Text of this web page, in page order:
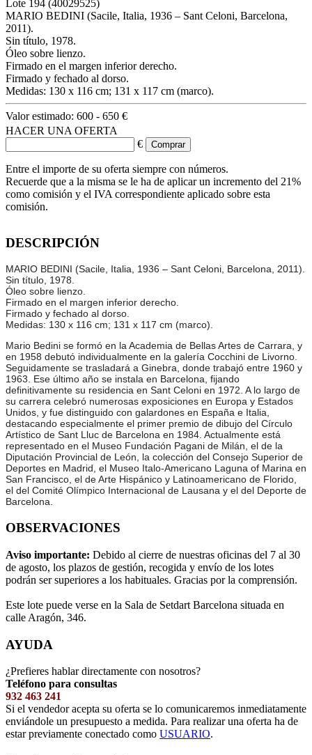
Lote 194 (40029525)
MARIO BEDINI (Sacile, Italia, 1936 – Sant Celoni, Barcelona,
2011).
Sin título, 1978.
Óleo sobre lienzo.
Firmado en el margen inferior derecho.
Firmado y fechado al dorso.
Medidas: 130 x 116 cm; 131 x 117 cm (marco).
Valor estimado: 600 - 650 €
HACER UNA OFERTA
€
Entre el importe de su oferta siempre con números.
Recuerde que a la misma se le ha de aplicar un incremento del 21%
como comisión y el IVA correspondiente aplicado sobre esta
comisión.
DESCRIPCIÓN
MARIO BEDINI (Sacile, Italia, 1936 – Sant Celoni, Barcelona, 2011).
Sin título, 1978.
Óleo sobre lienzo.
Firmado en el margen inferior derecho.
Firmado y fechado al dorso.
Medidas: 130 x 116 cm; 131 x 117 cm (marco).
Mario Bedini se formó en la Academia de Bellas Artes de Carrara, y
en 1958 debutó individualmente en la galería Cocchini de Livorno.
Seguidamente se trasladará a Ginebra, donde trabajó entre 1960 y
1963. Ese último año se instala en Barcelona, fijando
definitivamente su residencia en Sant Celoni en 1972. A lo largo de
su carrera celebró numerosas exposiciones en Europa y Estados
Unidos, y fue distinguido con galardones en España e Italia,
destacando especialmente el primer premio de dibujo del Círculo
Artístico de Sant Lluc de Barcelona en 1984. Actualmente está
representado en el Museo Fundación Pagani de Milán, el de la
Diputación Provincial de León, la colección del Consejo Superior de
Deportes en Madrid, el Museo Italo-Americano Laguna of Marina en
San Francisco, el de Arte Hispánico y Latinoamericano de Florido,
el del Comité Olímpico Internacional de Lausana y el del Deporte de
Barcelona.
OBSERVACIONES
Aviso importante: Debido al cierre de nuestras oficinas del 7 al 30
de agosto, los plazos de gestión, recogida y envío de los lotes
podrán ser superiores a los habituales. Gracias por la comprensión.
Este lote puede verse en la Sala de Setdart Barcelona situada en
calle Aragón, 346.
AYUDA
¿Prefieres hablar directamente con nosotros?
Teléfono para consultas
932 463 241
Si el vendedor acepta su oferta se lo comunicaremos inmediatamente
enviándole un presupuesto a medida. Para realizar una oferta ha de
estar previamente conectado como USUARIO.